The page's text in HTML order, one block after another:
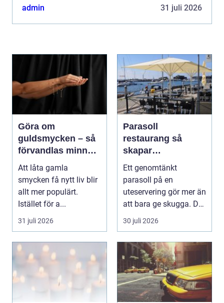
damm och envisa fläckar so...
admin 31 juli 2026
Göra om
guldsmycken – så
förvandlas minnen
till nya favoriter
Att låta gamla
smycken få nytt liv blir
allt mer populärt.
Istället för a...
31 juli 2026
Parasoll
restaurang så
skapar
uteserveringen rätt
känsla året runt
Ett genomtänkt
parasoll på en
uteservering gör mer än
att bara ge skugga. Det
påverkar hur länge
gäs...
30 juli 2026